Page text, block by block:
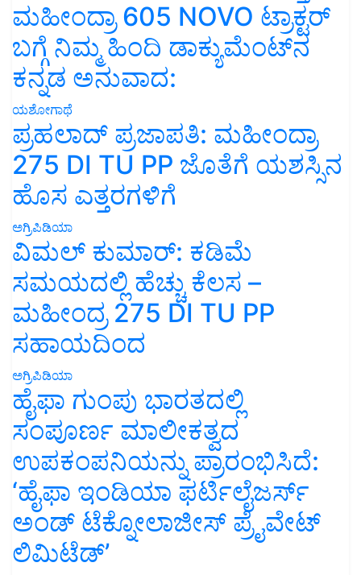
ಮಹೀಂದ್ರಾ 605 NOVO ಟ್ರಾಕ್ಟರ್
ಬಗ್ಗೆ ನಿಮ್ಮ ಹಿಂದಿ ಡಾಕ್ಯುಮೆಂಟ್‌ನ
ಕನ್ನಡ ಅನುವಾದ:
ಯಶೋಗಾಥೆ
ಪ್ರಹಲಾದ್ ಪ್ರಜಾಪತಿ: ಮಹೀಂದ್ರಾ
275 DI TU PP ಜೊತೆಗೆ ಯಶಸ್ಸಿನ
ಹೊಸ ಎತ್ತರಗಳಿಗೆ
ಅಗ್ರಿಪಿಡಿಯಾ
ವಿಮಲ್ ಕುಮಾರ್: ಕಡಿಮೆ
ಸಮಯದಲ್ಲಿ ಹೆಚ್ಚು ಕೆಲಸ –
ಮಹೀಂದ್ರ 275 DI TU PP
ಸಹಾಯದಿಂದ
ಅಗ್ರಿಪಿಡಿಯಾ
ಹೈಫಾ ಗುಂಪು ಭಾರತದಲ್ಲಿ
ಸಂಪೂರ್ಣ ಮಾಲೀಕತ್ವದ
ಉಪಕಂಪನಿಯನ್ನು ಪ್ರಾರಂಭಿಸಿದೆ:
‘ಹೈಫಾ ಇಂಡಿಯಾ ಫರ್ಟಿಲೈಜರ್ಸ್
ಅಂಡ್ ಟೆಕ್ನೋಲಾಜೀಸ್ ಪ್ರೈವೇಟ್
ಲಿಮಿಟೆಡ್’